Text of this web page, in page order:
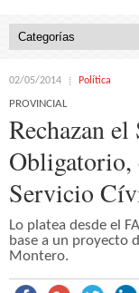
02/05/2014 Política
PROVINCIAL
Rechazan
Obligatorio,
Servicio
Lo platea desde el
base a un proyecto
Montero.